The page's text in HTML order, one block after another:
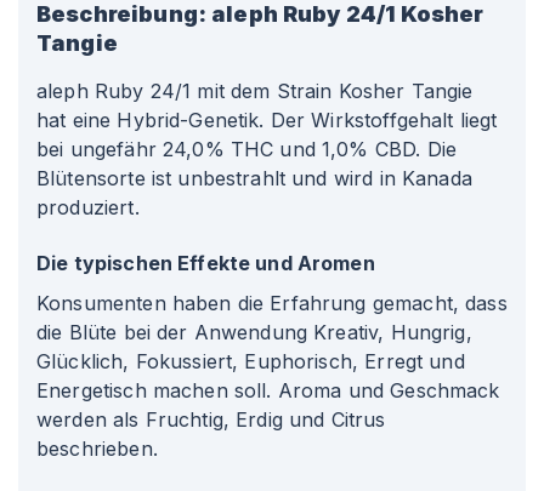
Beschreibung: aleph Ruby 24/1 Kosher
Tangie
aleph Ruby 24/1 mit dem Strain Kosher Tangie
hat eine Hybrid-Genetik. Der Wirkstoffgehalt liegt
bei ungefähr 24,0% THC und 1,0% CBD. Die
Blütensorte ist unbestrahlt und wird in Kanada
produziert.
Die typischen Effekte und Aromen
Konsumenten haben die Erfahrung gemacht, dass
die Blüte bei der Anwendung Kreativ, Hungrig,
Glücklich, Fokussiert, Euphorisch, Erregt und
Energetisch machen soll. Aroma und Geschmack
werden als Fruchtig, Erdig und Citrus
beschrieben.